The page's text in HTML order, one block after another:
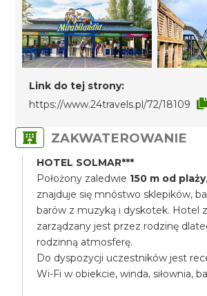
Link do tej strony:
https://www.24travels.pl/72/18109
ZAKWATEROWANIE
HOTEL SOLMAR***
Położony zaledwie 150 m od plaży
znajduje się mnóstwo sklepików,
barów z muzyką i dyskotek. Hotel
zarządzany jest przez rodzinę
rodzinną atmosferę.
Do dyspozycji uczestników jest
Wi-Fi w obiekcie, winda, siłownia,